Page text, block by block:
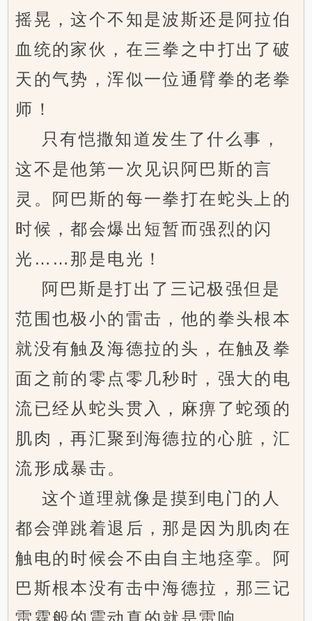
摇晃，这个不知是波斯还是阿拉伯
血统的家伙，在三拳之中打出了破
天的气势，浑似一位通臂拳的老拳
师！
只有恺撒知道发生了什么事，
这不是他第一次见识阿巴斯的言
灵。阿巴斯的每一拳打在蛇头上的
时候，都会爆出短暂而强烈的闪
光……那是电光！
阿巴斯是打出了三记极强但是
范围也极小的雷击，他的拳头根本
就没有触及海德拉的头，在触及拳
面之前的零点零几秒时，强大的电
流已经从蛇头贯入，麻痹了蛇颈的
肌肉，再汇聚到海德拉的心脏，汇
流形成暴击。
这个道理就像是摸到电门的人
都会弹跳着退后，那是因为肌肉在
触电的时候会不由自主地痉挛。阿
巴斯根本没有击中海德拉，那三记